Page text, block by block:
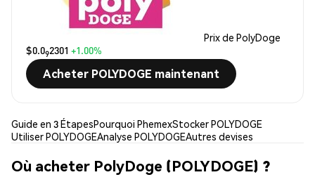
Prix de PolyDoge
$0.092301 +1.00%
Acheter POLYDOGE maintenant
Guide en 3 ÉtapesPourquoi PhemexStocker POLYDOGE
Utiliser POLYDOGEAnalyse POLYDOGEAutres devises
Où acheter PolyDoge (POLYDOGE) ?